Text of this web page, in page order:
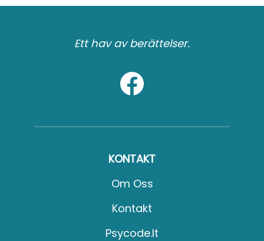
Ett hav av berättelser.
KONTAKT
Om Oss
Kontakt
Psycode.it